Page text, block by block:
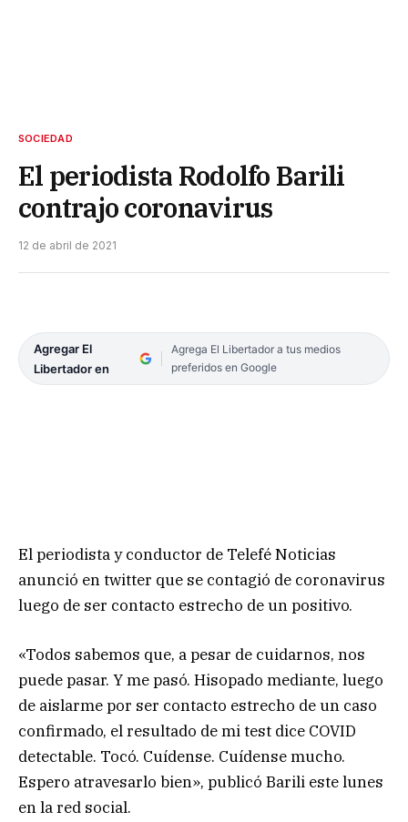
SOCIEDAD
El periodista Rodolfo Barili
contrajo coronavirus
12 de abril de 2021
Agregar El
Libertador en
Agrega El Libertador a tus medios
preferidos en Google
El periodista y conductor de Telefé Noticias
anunció en twitter que se contagió de coronavirus
luego de ser contacto estrecho de un positivo.
«Todos sabemos que, a pesar de cuidarnos, nos
puede pasar. Y me pasó. Hisopado mediante, luego
de aislarme por ser contacto estrecho de un caso
confirmado, el resultado de mi test dice COVID
detectable. Tocó. Cuídense. Cuídense mucho.
Espero atravesarlo bien», publicó Barili este lunes
en la red social.